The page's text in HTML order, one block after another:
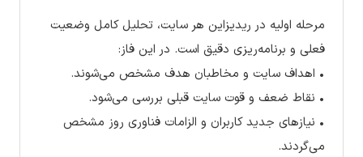
مرحله اولیه در ریدیزاین هر سایت، تحلیل کامل وضعیت
فعلی و برنامه‌ریزی دقیق است. در این فاز:
• اهداف سایت و مخاطبان هدف مشخص می‌شوند.
• نقاط ضعف و قوت سایت قبلی بررسی می‌شود.
• نیازهای جدید کاربران و الزامات فناوری روز مشخص
می‌گردند.